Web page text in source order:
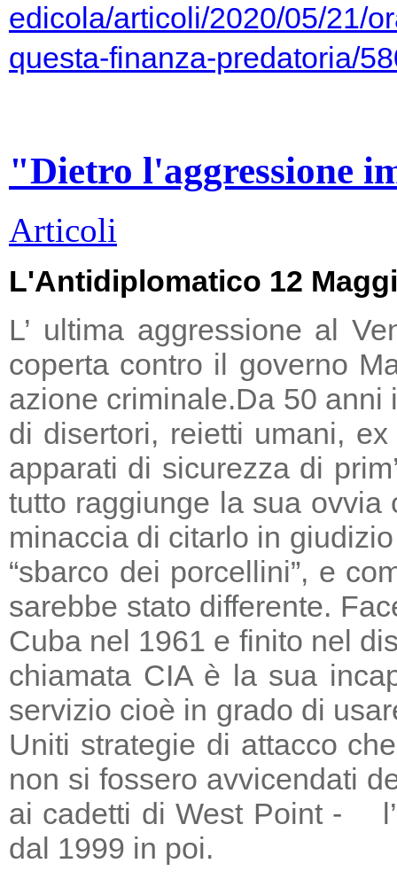
edicola/articoli/2020/05/21/
questa-finanza-predatoria/
"Dietro l'aggressione
Articoli
L'Antidiplomatico 12
L’ ultima aggressione al
coperta contro il governo
azione criminale.Da 50 anni
di disertori, reietti umani,
apparati di sicurezza di
tutto raggiunge la sua
minaccia di citarlo in
“sbarco dei porcellini”, e
sarebbe stato differente.
Cuba nel 1961 e finito nel
chiamata CIA è la sua
servizio cioè in grado di
Uniti strategie di attacco
non si fossero avvicendati
ai cadetti di West Point - l’
dal 1999 in poi.